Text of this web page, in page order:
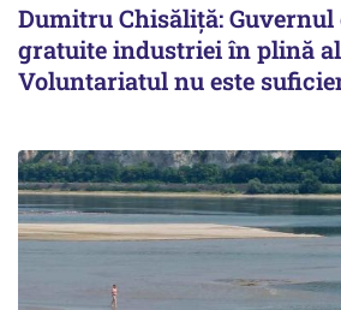
Dumitru Chisăliță:
gratuite industriei în plină
Voluntariatul nu este